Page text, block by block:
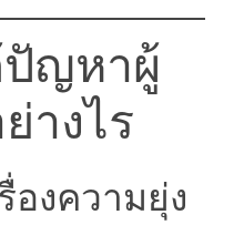
ญหาผู้
างไร
องความยุ่ง